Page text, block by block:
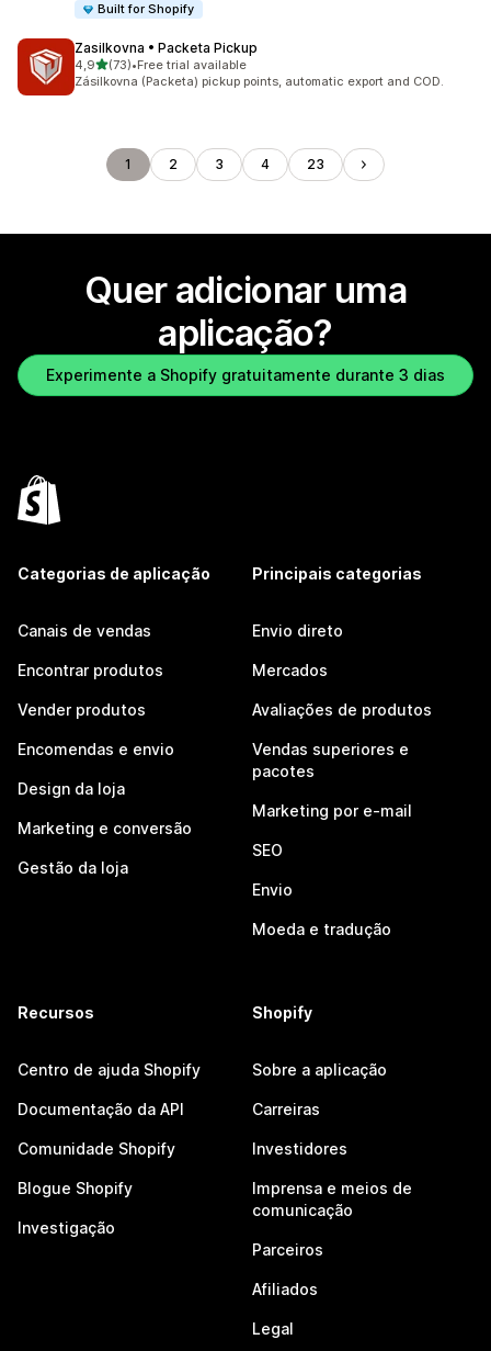
Built for Shopify
Zasilkovna • Packeta Pickup
4,9de 5 estrelas
(73)
73 total de avaliações
•Free trial available
Zásilkovna (Packeta) pickup points, automatic export and COD.
1 2 3 4 23
Quer adicionar uma
aplicação?
Experimente a Shopify gratuitamente durante 3 dias
Categorias de aplicação
Canais de vendas
Encontrar produtos
Vender produtos
Encomendas e envio
Design da loja
Marketing e conversão
Gestão da loja
Principais categorias
Envio direto
Mercados
Avaliações de produtos
Vendas superiores e
pacotes
Marketing por e-mail
SEO
Envio
Moeda e tradução
Recursos
Centro de ajuda Shopify
Documentação da API
Comunidade Shopify
Blogue Shopify
Investigação
Shopify
Sobre a aplicação
Carreiras
Investidores
Imprensa e meios de
comunicação
Parceiros
Afiliados
Legal